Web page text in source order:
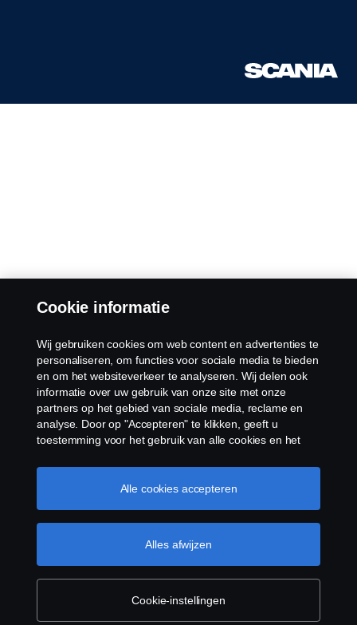
Cookie informatie
Wij gebruiken cookies om web content en advertenties te
personaliseren, om functies voor sociale media te bieden
en om het websiteverkeer te analyseren. Wij delen ook
informatie over uw gebruik van onze site met onze
partners op het gebied van sociale media, reclame en
analyse. Door op "Accepteren" te klikken, geeft u
toestemming voor het gebruik van alle cookies en het
door op "Cookie Instellingen" te klikken en de
categorieën te selecteren die u wilt accepteren. Voor een
Cookie beleid
Cookie-instellingen
Alles afwijzen
Alle cookies accepteren